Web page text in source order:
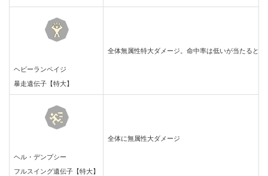
ヘビーランペイジ
暴走遺伝子【特大】
全体無属性特大ダメージ。命中率は低いが当たると必
ヘル・デンプシー
フルスイング遺伝子【特大】
全体に無属性大ダメージ